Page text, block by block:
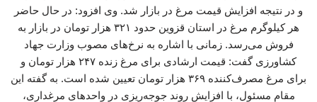
و در نتیجه افزایش قیمت مرغ در بازار شد. وی افزود: در حال حاضر
هر کیلوگرم مرغ در استان قزوین حدود ۳۲۱ هزار تومان در بازار به
فروش می‌رسد. زمانی با اشاره به نرخ‌های مصوب وزارت جهاد
کشاورزی گفت: قیمت ارشادی برای مرغ زنده ۲۴۷ هزار تومان و
برای مرغ مصرف‌کننده ۳۶۹ هزار تومان تعیین شده است. به گفته این
مقام مسئول، با افزایش روند جوجه‌ریزی در واحدهای مرغداری،